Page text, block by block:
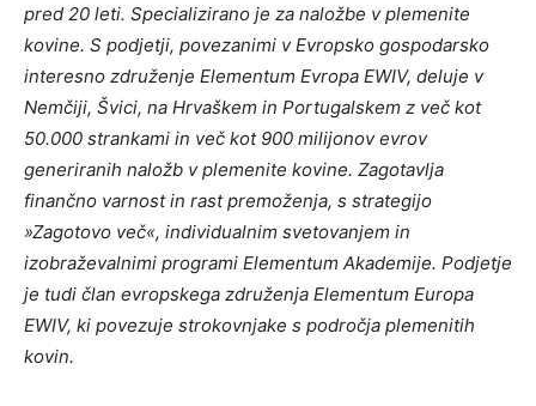
pred 20 leti. Specializirano je za naložbe v plemenite
kovine. S podjetji, povezanimi v Evropsko gospodarsko
interesno združenje Elementum Evropa EWIV, deluje v
Nemčiji, Švici, na Hrvaškem in Portugalskem z več kot
50.000 strankami in več kot 900 milijonov evrov
generiranih naložb v plemenite kovine. Zagotavlja
finančno varnost in rast premoženja, s strategijo
»Zagotovo več«, individualnim svetovanjem in
izobraževalnimi programi Elementum Akademije. Podjetje
je tudi član evropskega združenja Elementum Europa
EWIV, ki povezuje strokovnjake s področja plemenitih
kovin.